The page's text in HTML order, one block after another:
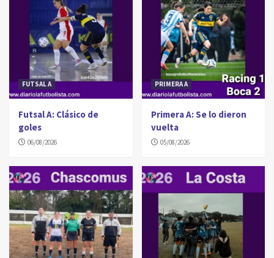
FUTSAL A
Futsal A: Clásico de
goles
06/08/2026
PRIMERA A
Primera A: Se lo dieron
vuelta
05/08/2026